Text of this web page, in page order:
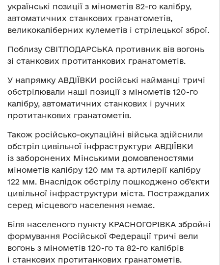
українські позиції з мінометів 82-го калібру,
автоматичних станкових гранатометів,
великокаліберних кулеметів і стрілецької зброї.
Поблизу СВІТЛОДАРСЬКА противник вів вогонь
зі станкових протитанкових гранатометів.
У напрямку АВДІЇВКИ російські найманці тричі
обстрілювали наші позиції з мінометів 120-го
калібру, автоматичних станкових і ручних
протитанкових гранатометів.
Також російсько-окупаційні війська здійснили
обстріл цивільної інфраструктури АВДІЇВКИ
із заборонених Мінськими домовленостями
мінометів калібру 120 мм та артилерії калібру
122 мм. Внаслідок обстрілу пошкоджено об’єкти
цивільної інфраструктури міста. Постраждалих
серед місцевого населення немає.
Біля населеного пункту КРАСНОГОРІВКА збройні
формування Російської Федерації тричі вели
вогонь з мінометів 120-го та 82-го калібрів
і станкових протитанкових гранатометів.